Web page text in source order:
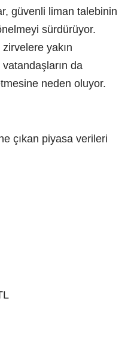
güvenli liman talebinin
sürdürüyor.
yakın
da
neden oluyor.
çıkan piyasa verileri